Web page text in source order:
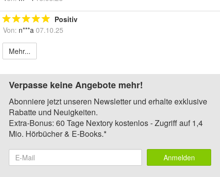
Positiv
Von: n***a 07.10.25
Mehr...
Verpasse keine Angebote mehr!
Abonniere jetzt unseren Newsletter und erhalte exklusive
Rabatte und Neuigkeiten.
Extra-Bonus: 60 Tage Nextory kostenlos - Zugriff auf 1,4
Mio. Hörbücher & E-Books.*
Anmelden